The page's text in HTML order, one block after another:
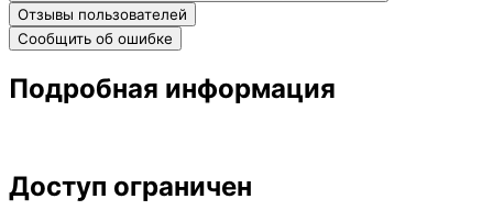
Отзывы пользователей
Сообщить об ошибке
Подробная информация
Доступ ограничен